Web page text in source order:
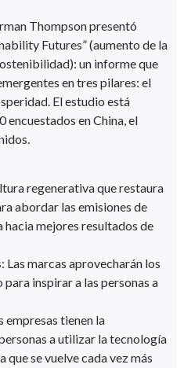
Thompson presentó
Futures” (aumento de la
un informe que
en tres pilares: el
El estudio está
encuestados en China, el
regenerativa que restaura
abordar las emisiones de
mejores resultados de
: Las marcas aprovecharán los
inspirar a las personas a
empresas tienen la
a utilizar la tecnología
que se vuelve cada vez más